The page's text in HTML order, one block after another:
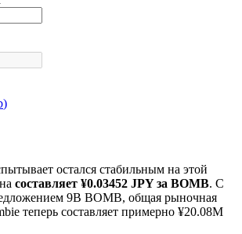
COIN-M
)
остался стабильным на этой
составляет ¥0.03452 JPY за BOMB. С
9B BOMB, общая рыночная
теперь составляет примерно ¥20.08M